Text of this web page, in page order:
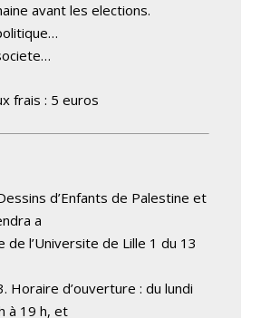
avant les elections.
frais : 5 euros
d’Enfants de Palestine et
a
de l’Universite de Lille 1 du 13
Horaire d’ouverture : du lundi
à 19 h, et